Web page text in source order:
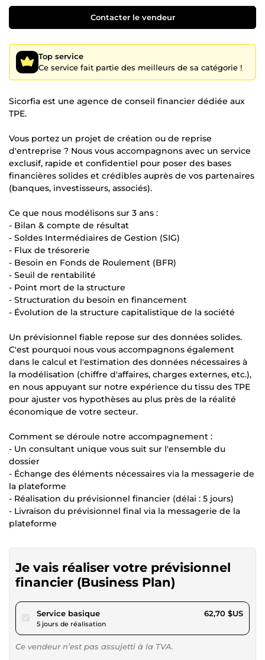
Contacter le vendeur
Top service
Ce service fait partie des meilleurs de sa catégorie !
Sicorfia est une agence de conseil financier dédiée aux
TPE.
Vous portez un projet de création ou de reprise
d'entreprise ? Nous vous accompagnons avec un service
exclusif, rapide et confidentiel pour poser des bases
financières solides et crédibles auprès de vos partenaires
(banques, investisseurs, associés).
Ce que nous modélisons sur 3 ans :
- Bilan & compte de résultat
- Soldes Intermédiaires de Gestion (SIG)
- Flux de trésorerie
- Besoin en Fonds de Roulement (BFR)
- Seuil de rentabilité
- Point mort de la structure
- Structuration du besoin en financement
- Évolution de la structure capitalistique de la société
Un prévisionnel fiable repose sur des données solides.
C'est pourquoi nous vous accompagnons également
dans le calcul et l'estimation des données nécessaires à
la modélisation (chiffre d'affaires, charges externes, etc.),
en nous appuyant sur notre expérience du tissu des TPE
pour ajuster vos hypothèses au plus près de la réalité
économique de votre secteur.
Comment se déroule notre accompagnement :
- Un consultant unique vous suit sur l'ensemble du
dossier
- Échange des éléments nécessaires via la messagerie de
la plateforme
- Réalisation du prévisionnel financier (délai : 5 jours)
- Livraison du prévisionnel final via la messagerie de la
plateforme
Je vais réaliser votre prévisionnel
financier (Business Plan)
Service basiquepour 57,79 $US
5 jours de réalisation
62,70 $US
Ce vendeur n’est pas assujetti à la TVA.